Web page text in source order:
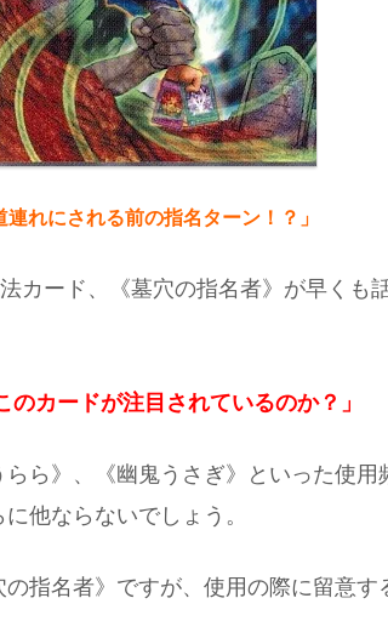
連れにされる前の指名ターン！？」
カード、《墓穴の指名者》が早くも
のカードが注目されているのか？」
ら》、《幽鬼うさぎ》といった使用
他ならないでしょう。
指名者》ですが、使用の際に留意す